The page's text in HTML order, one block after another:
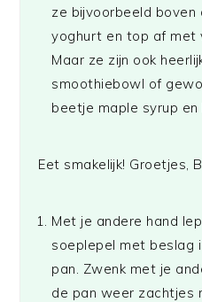
ze bijvoorbeeld
yoghurt en top af met
Maar ze zijn ook
smoothiebowl of
beetje maple syrup en
Eet smakelijk! Groetjes,
Met je andere hand
soeplepel met beslag
pan. Zwenk met je
de pan weer zachtjes